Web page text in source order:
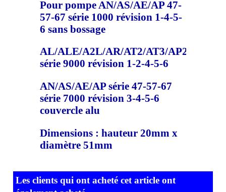
Pour pompe AN/AS/AE/AP 47-
57-67 série 1000 révision 1-4-5-
6 sans bossage
AL/ALE/A2L/AR/AT2/AT3/AP2/AP3
série 9000 révision 1-2-4-5-6
AN/AS/AE/AP série 47-57-67
série 7000 révision 3-4-5-6
couvercle alu
Dimensions : hauteur 20mm x
diamètre 51mm
Les clients qui ont acheté cet article ont